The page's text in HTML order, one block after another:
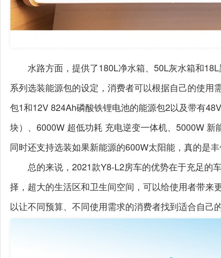
水路方面，提供了180L净水箱、50L灰水箱和
系列选装能源包的设定，消费者可以根据自己的使
包1和12V 824Ah磷酸铁锂电池的能源包2以及带有
块）、6000W 超低功耗 充电逆变一体机、5000W
同时还支持选装如果新能源的600W太阳能，真的是
总的来说，2021款Y8-L2房车的优势在于充足的
择，超大的生活区和卫生间空间，可以给使用者带
以让不同预算、不同使用需求的消费者找到适合自己